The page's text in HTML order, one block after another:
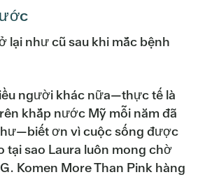
lại như cũ sau khi mắc bệnh
người khác nữa—thực tế là
khắp nước Mỹ mỗi năm đã
ơn vì cuộc sống được
tại sao Laura luôn mong chờ
Komen More Than Pink hàng